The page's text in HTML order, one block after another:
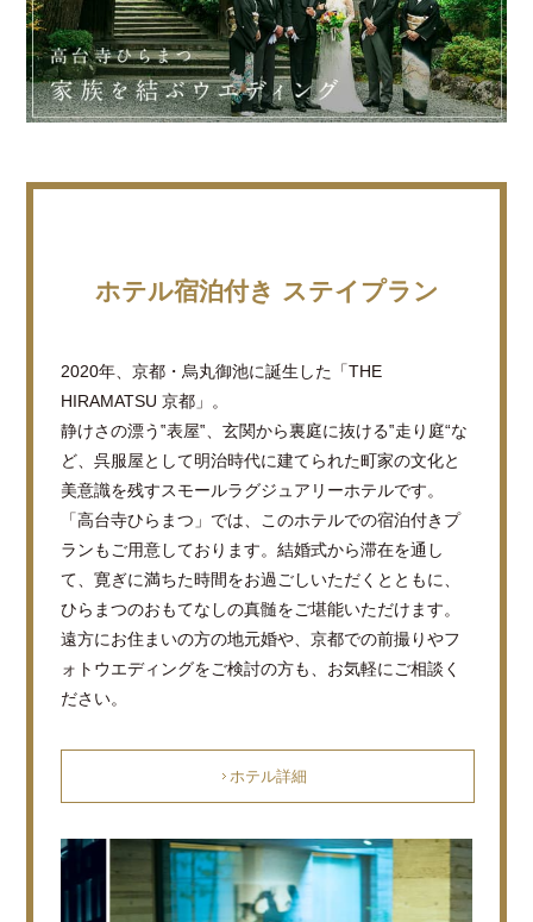
ホテル宿泊付き ステイプラン
2020年、京都・烏丸御池に誕生した「THE
HIRAMATSU 京都」。
静けさの漂う‟表屋‟、玄関から裏庭に抜ける‟走り庭“な
ど、呉服屋として明治時代に建てられた町家の文化と
美意識を残すスモールラグジュアリーホテルです。
「高台寺ひらまつ」では、このホテルでの宿泊付きプ
ランもご用意しております。結婚式から滞在を通し
て、寛ぎに満ちた時間をお過ごしいただくとともに、
ひらまつのおもてなしの真髄をご堪能いただけます。
遠方にお住まいの方の地元婚や、京都での前撮りやフ
ォトウエディングをご検討の方も、お気軽にご相談く
ださい。
ホテル詳細